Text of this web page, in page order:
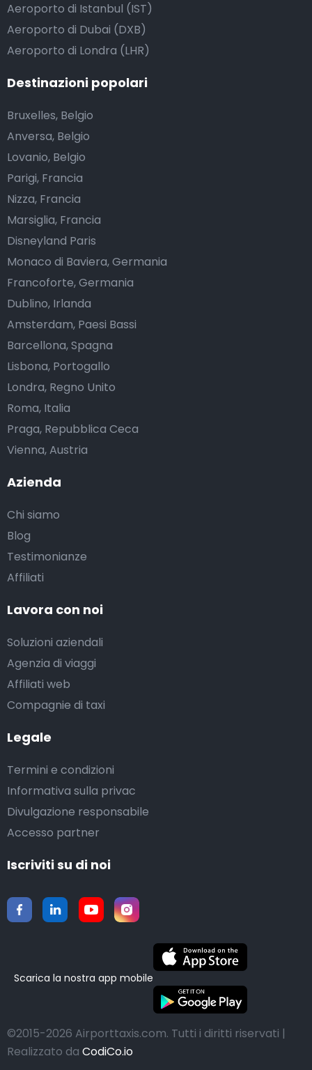
Azienda
Chi siamo
Blog
Testimonianze
Affiliati
Lavora con noi
Soluzioni aziendali
Agenzia di viaggi
Affiliati web
Compagnie di taxi
Legale
Termini e condizioni
Informativa sulla privac
Divulgazione responsabile
Accesso partner
Aeroporto di Istanbul (IST)
Aeroporto di Dubai (DXB)
Aeroporto di Londra (LHR)
Destinazioni popolari
Bruxelles, Belgio
Anversa, Belgio
Lovanio, Belgio
Parigi, Francia
Nizza, Francia
Marsiglia, Francia
Disneyland Paris
Monaco di Baviera, Germania
Francoforte, Germania
Dublino, Irlanda
Amsterdam, Paesi Bassi
Barcellona, Spagna
Lisbona, Portogallo
Londra, Regno Unito
Roma, Italia
Praga, Repubblica Ceca
Vienna, Austria
Iscriviti su di noi
Scarica la nostra app mobile
©2015-2026 Airporttaxis.com. Tutti i diritti riservati |
Realizzato da CodiCo.io